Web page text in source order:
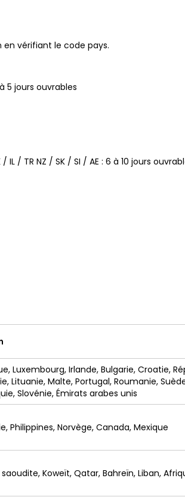
en vérifiant le code pays.
5 jours ouvrables
IL / TR NZ / SK / SI / AE : 6 à 10 jours
Luxembourg, Irlande, Bulgarie, Croatie,
Lituanie, Malte, Portugal, Roumanie,
Slovénie, Émirats arabes unis
Philippines, Norvège, Canada, Mexique
Koweït, Qatar, Bahreïn, Liban,